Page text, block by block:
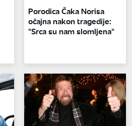
Porodica Čaka Norisa
očajna nakon tragedije:
"Srca su nam slomljena"